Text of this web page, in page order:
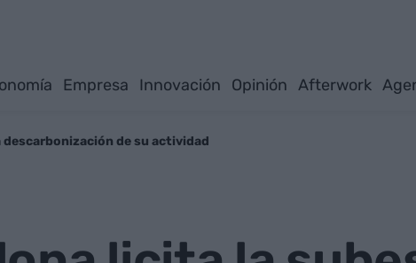
Empresa Innovación Opinión Afterwork
de su actividad